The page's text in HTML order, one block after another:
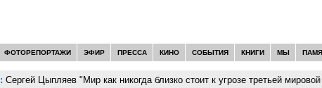
ФОТОРЕПОРТАЖИ ЭФИР ПРЕССА КИНО СОБЫТИЯ КНИГИ МЫ
Сергей Цыпляев "Мир как никогда близко стоит к угрозе третьей мировой